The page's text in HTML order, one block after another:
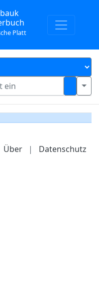
Platt
Über | Datenschutz